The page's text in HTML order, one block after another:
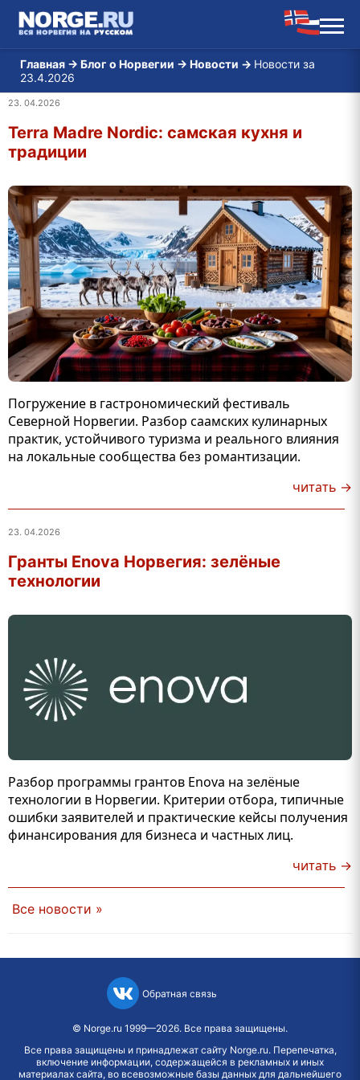
Главная → Блог о Норвегии → Новости → Новости за
23.4.2026
23. 04.2026
Terra Madre Nordic: самская кухня и
традиции
Погружение в гастрономический фестиваль
Северной Норвегии. Разбор саамских кулинарных
практик, устойчивого туризма и реального влияния
на локальные сообщества без романтизации.
читать →
23. 04.2026
Гранты Enova Норвегия: зелёные
технологии
Разбор программы грантов Enova на зелёные
технологии в Норвегии. Критерии отбора, типичные
ошибки заявителей и практические кейсы получения
финансирования для бизнеса и частных лиц.
читать →
Все новости »
Обратная связь
© Norge.ru 1999—2026. Все права защищены.
Все права защищены и принадлежат сайту Norge.ru. Перепечатка,
включение информации, содержащейся в рекламных и иных
материалах сайта, во всевозможные базы данных для дальнейшего